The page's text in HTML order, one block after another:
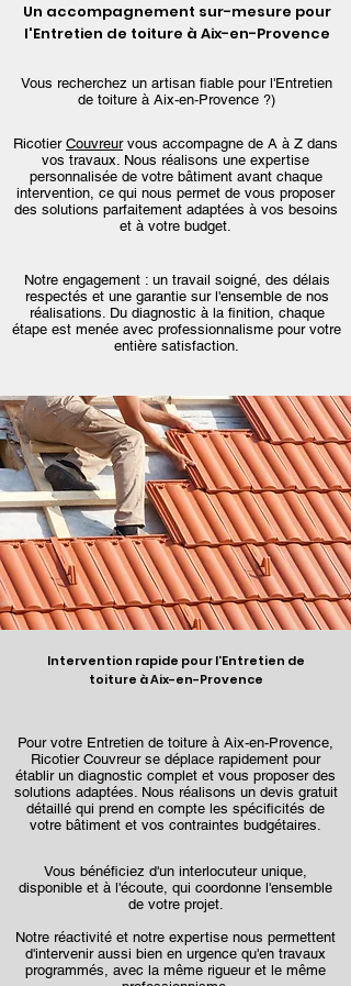
Un accompagnement sur-mesure pour
l'Entretien de toiture à Aix-en-Provence
Vous recherchez un artisan fiable pour l'Entretien
de toiture à Aix-en-Provence ?)
Ricotier Couvreur vous accompagne de A à Z dans
vos travaux. Nous réalisons une expertise
personnalisée de votre bâtiment avant chaque
intervention, ce qui nous permet de vous proposer
des solutions parfaitement adaptées à vos besoins
et à votre budget.
Notre engagement : un travail soigné, des délais
respectés et une garantie sur l'ensemble de nos
réalisations. Du diagnostic à la finition, chaque
étape est menée avec professionnalisme pour votre
entière satisfaction.
Intervention rapide pour l'Entretien de
toiture à Aix-en-Provence
Pour votre Entretien de toiture à Aix-en-Provence,
Ricotier Couvreur se déplace rapidement pour
établir un diagnostic complet et vous proposer des
solutions adaptées. Nous réalisons un devis gratuit
détaillé qui prend en compte les spécificités de
votre bâtiment et vos contraintes budgétaires.
Vous bénéficiez d'un interlocuteur unique,
disponible et à l'écoute, qui coordonne l'ensemble
de votre projet.
Notre réactivité et notre expertise nous permettent
d'intervenir aussi bien en urgence qu'en travaux
programmés, avec la même rigueur et le même